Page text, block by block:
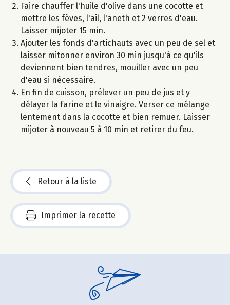
Faire chauffer l'huile d'olive dans une cocotte et
mettre les fèves, l'ail, l'aneth et 2 verres d'eau.
Laisser mijoter 15 min.
Ajouter les fonds d'artichauts avec un peu de sel et
laisser mitonner environ 30 min jusqu'à ce qu'ils
deviennent bien tendres, mouiller avec un peu
d'eau si nécessaire.
En fin de cuisson, prélever un peu de jus et y
délayer la farine et le vinaigre. Verser ce mélange
lentement dans la cocotte et bien remuer. Laisser
mijoter à nouveau 5 à 10 min et retirer du feu.
Retour à la liste
Imprimer la recette